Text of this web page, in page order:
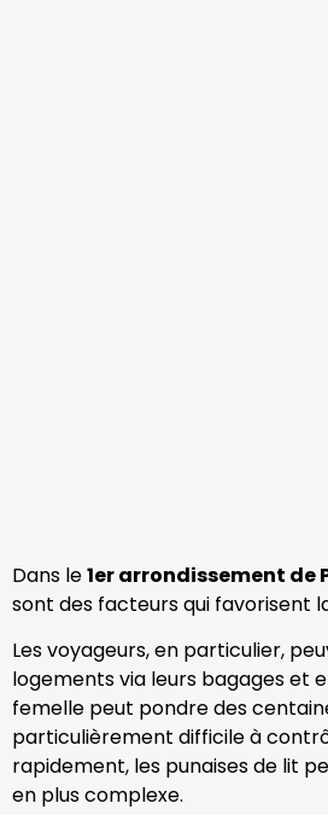
Dans le1er arrondissement de
sont des facteurs qui favorisent
Les voyageurs, en particulier,
logements via leurs bagages et
femelle peut pondre des
particulièrement difficile à
rapidement, les punaises de lit
en plus complexe.